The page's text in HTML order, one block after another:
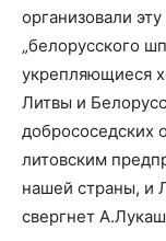
организовали
„белорусского
укрепляющиеся
Литвы и
добрососедских
литовским
нашей страны, и
свергнет